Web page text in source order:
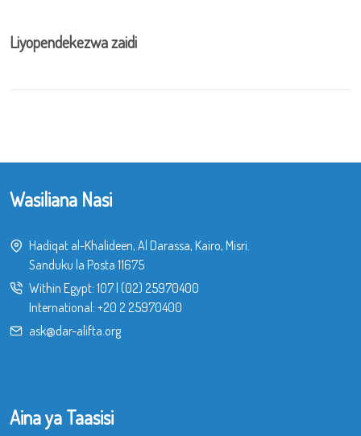
Liyopendekezwa zaidi
Wasiliana Nasi
Hadiqat al-Khalideen, Al Darassa, Kairo, Misri.
Sanduku la Posta 11675
Within Egypt: 107| (02) 25970400
International: +20 2 25970400
ask@dar-alifta.org
Aina ya Taasisi